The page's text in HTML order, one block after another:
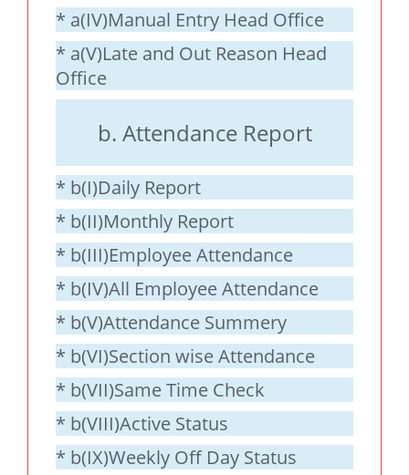
* a(IV)Manual Entry Head Office
* a(V)Late and Out Reason Head
Office
b. Attendance Report
* b(I)Daily Report
* b(II)Monthly Report
* b(III)Employee Attendance
* b(IV)All Employee Attendance
* b(V)Attendance Summery
* b(VI)Section wise Attendance
* b(VII)Same Time Check
* b(VIII)Active Status
* b(IX)Weekly Off Day Status